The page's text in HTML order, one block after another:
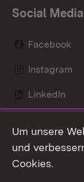
Social Media
Facebook
Instagram
LinkedIn
X / Twitter
Youtube
Um unsere
und
Cookies.